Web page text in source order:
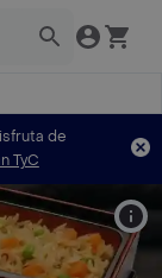
de
TyC